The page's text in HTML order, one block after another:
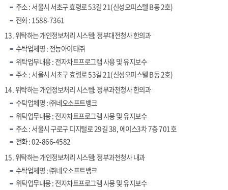
주소 : 서울시 서초구 효령로 53길 21(신성오피스텔 B동 2호)
전화 : 1588-7361
13. 위탁하는 개인정보처리 시스템: 정부대전청사 한의과
수탁업체명 : 전능아이티㈜
위탁업무내용 : 전자차트프로그램 사용 및 유지보수
주소 : 서울시 서초구 효령로 53길 21(신성오피스텔 B동 2호)
14. 위탁하는 개인정보처리 시스템: 정부과천청사 한의과
수탁업체명 : ㈜네오소프트뱅크
위탁업무내용 : 전자차트프로그램 사용 및 유지보수
주소 : 서울시 구로구 디지털로 29길 38, 에이스3차 7층 701호
전화 : 02-866-4582
15. 위탁하는 개인정보처리 시스템: 정부과천청사 내과
수탁업체명 : ㈜네오소프트뱅크
위탁업무내용 : 전자차트프로그램 사용 및 유지보수